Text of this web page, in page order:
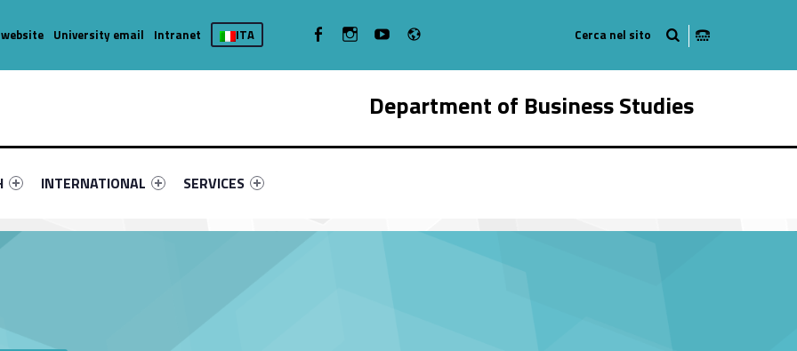
Department of Business Studies
17946-4
#link-menu-primary-12011-7
Link identifier #link-menu-primary-58146-11
INTERNATIONAL
Link identifier #link-menu-primary-28346-16
SERVICES
University email Intranet ITA WebMan on FacebookWebMan on InstagramWebMan on Youtube